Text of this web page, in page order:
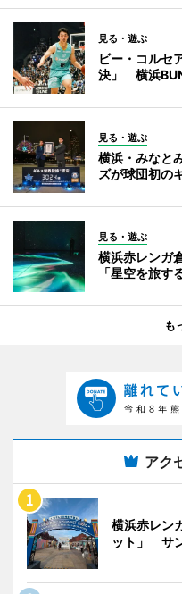
見る・遊ぶ
ビー・コルセ
決」 横浜
見る・遊ぶ
横浜・みなと
ズが球団初の
見る・遊ぶ
横浜赤レンガ
「星空を旅す
も
アク
横浜赤レン
ット」 サ